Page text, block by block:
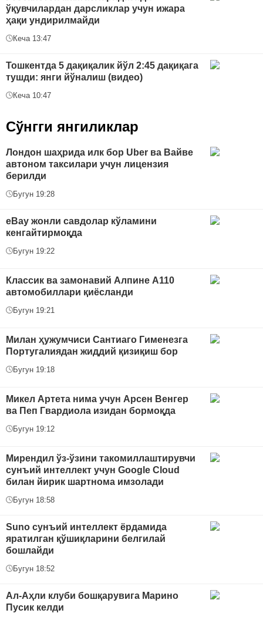
ўқувчилардан дарсликлар учун ижара
ҳақи ундирилмайди
Кеча 13:47
Тошкентда 5 дақиқалик йўл 2:45 дақиқага
тушди: янги йўналиш (видео)
Кеча 10:47
Сўнгги янгиликлар
Лондон шаҳрида илк бор Uber ва Вайве
автоном таксилари учун лицензия
берилди
Бугун 19:28
eBay жонли савдолар кўламини
кенгайтирмоқда
Бугун 19:22
Классик ва замонавий Алпине A110
автомобиллари қиёсланди
Бугун 19:21
Милан ҳужумчиси Сантиаго Гименезга
Португалиядан жиддий қизиқиш бор
Бугун 19:18
Микел Артета нима учун Арсен Венгер
ва Пеп Гвардиола изидан бормоқда
Бугун 19:12
Мирендил ўз-ўзини такомиллаштирувчи
сунъий интеллект учун Google Cloud
билан йирик шартнома имзолади
Бугун 18:58
Suno сунъий интеллект ёрдамида
яратилган қўшиқларини белгилай
бошлайди
Бугун 18:52
Ал-Аҳли клуби бошқарувига Марино
Пусик келди